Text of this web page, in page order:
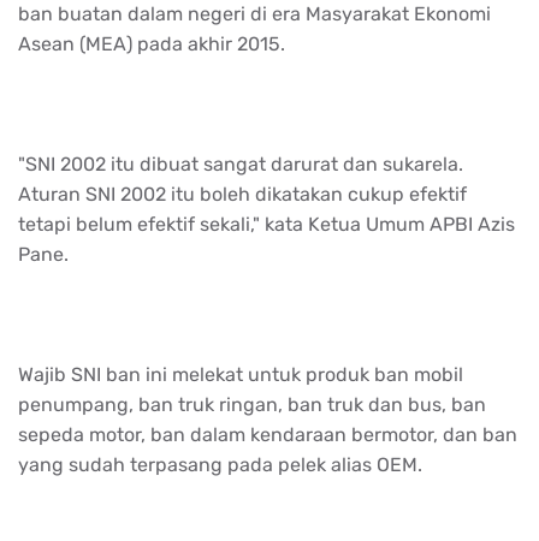
ban buatan dalam negeri di era Masyarakat Ekonomi
Asean (MEA) pada akhir 2015.
"SNI 2002 itu dibuat sangat darurat dan sukarela.
Aturan SNI 2002 itu boleh dikatakan cukup efektif
tetapi belum efektif sekali," kata Ketua Umum APBI Azis
Pane.
Wajib SNI ban ini melekat untuk produk ban mobil
penumpang, ban truk ringan, ban truk dan bus, ban
sepeda motor, ban dalam kendaraan bermotor, dan ban
yang sudah terpasang pada pelek alias OEM.